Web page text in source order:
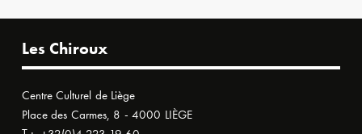
Les Chiroux
Centre Culturel de Liège
Place des Carmes, 8 - 4000 LIÈGE